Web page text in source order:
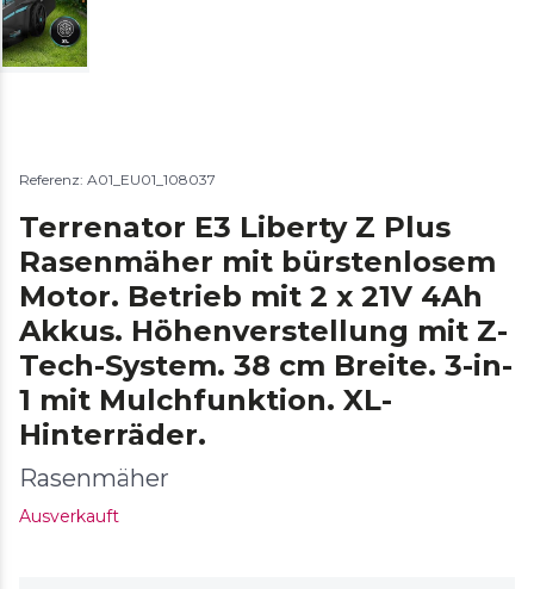
Referenz: A01_EU01_108037
Terrenator E3 Liberty Z Plus
Rasenmäher mit bürstenlosem
Motor. Betrieb mit 2 x 21V 4Ah
Akkus. Höhenverstellung mit Z-
Tech-System. 38 cm Breite. 3-in-
1 mit Mulchfunktion. XL-
Hinterräder.
Rasenmäher
Ausverkauft